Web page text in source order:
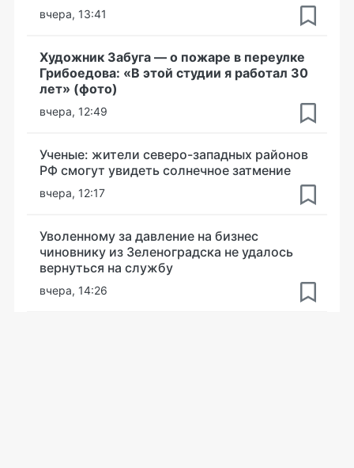
вчера, 13:41
Художник Забуга — о пожаре в переулке
Грибоедова: «В этой студии я работал 30
лет» (фото)
вчера, 12:49
Ученые: жители северо-западных районов
РФ смогут увидеть солнечное затмение
вчера, 12:17
Уволенному за давление на бизнес
чиновнику из Зеленоградска не удалось
вернуться на службу
вчера, 14:26